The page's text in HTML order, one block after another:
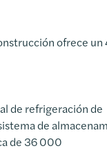
ofrece
de refrigeración de
de
de 36 000